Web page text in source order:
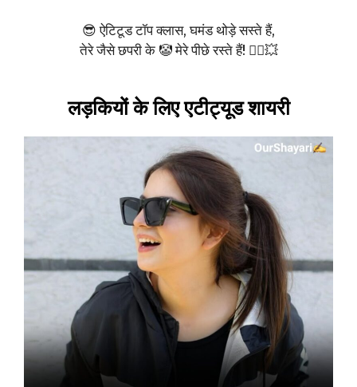
😎 ऐटिटूड टॉप क्लास, घमंड थोड़े सस्ते हैं,
तेरे जैसे छपरी के 🤡 मेरे पीछे रस्ते हैं! 🚶‍♂️💥
लड़कियों के लिए एटीट्यूड शायरी